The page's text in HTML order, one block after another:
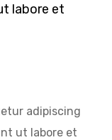
labore et
adipiscing
ut labore et